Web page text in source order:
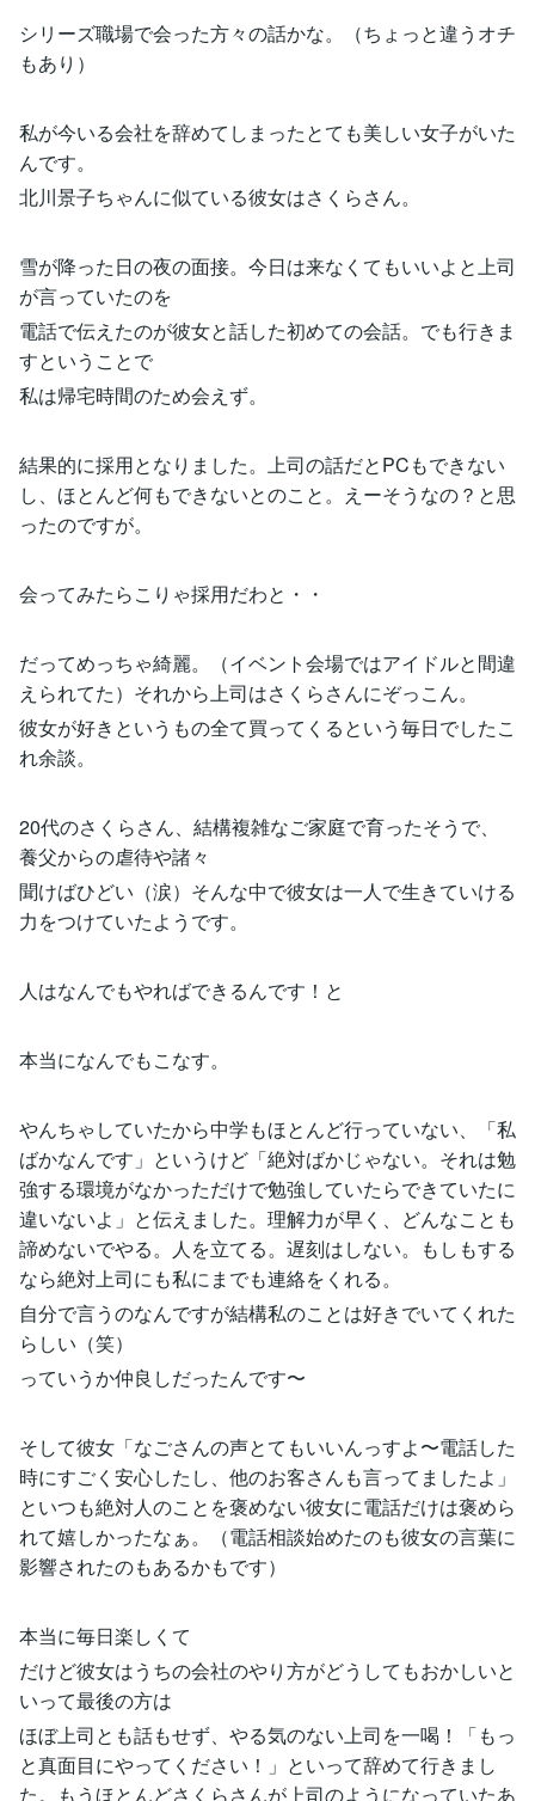
シリーズ職場で会った方々の話かな。（ちょっと違うオチ
もあり）
私が今いる会社を辞めてしまったとても美しい女子がいた
んです。
北川景子ちゃんに似ている彼女はさくらさん。
雪が降った日の夜の面接。今日は来なくてもいいよと上司
が言っていたのを
電話で伝えたのが彼女と話した初めての会話。でも行きま
すということで
私は帰宅時間のため会えず。
結果的に採用となりました。上司の話だとPCもできない
し、ほとんど何もできないとのこと。えーそうなの？と思
ったのですが。
会ってみたらこりゃ採用だわと・・
だってめっちゃ綺麗。（イベント会場ではアイドルと間違
えられてた）それから上司はさくらさんにぞっこん。
彼女が好きというもの全て買ってくるという毎日でしたこ
れ余談。
20代のさくらさん、結構複雑なご家庭で育ったそうで、
養父からの虐待や諸々
聞けばひどい（涙）そんな中で彼女は一人で生きていける
力をつけていたようです。
人はなんでもやればできるんです！と
本当になんでもこなす。
やんちゃしていたから中学もほとんど行っていない、「私
ばかなんです」というけど「絶対ばかじゃない。それは勉
強する環境がなかっただけで勉強していたらできていたに
違いないよ」と伝えました。理解力が早く、どんなことも
諦めないでやる。人を立てる。遅刻はしない。もしもする
なら絶対上司にも私にまでも連絡をくれる。
自分で言うのなんですが結構私のことは好きでいてくれた
らしい（笑）
っていうか仲良しだったんです〜
そして彼女「なごさんの声とてもいいんっすよ〜電話した
時にすごく安心したし、他のお客さんも言ってましたよ」
といつも絶対人のことを褒めない彼女に電話だけは褒めら
れて嬉しかったなぁ。（電話相談始めたのも彼女の言葉に
影響されたのもあるかもです）
本当に毎日楽しくて
だけど彼女はうちの会社のやり方がどうしてもおかしいと
いって最後の方は
ほぼ上司とも話もせず、やる気のない上司を一喝！「もっ
と真面目にやってください！」といって辞めて行きまし
た。もうほとんどさくらさんが上司のようになっていたあ